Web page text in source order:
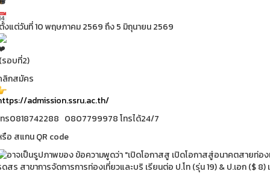
ตั้งแต่วันที่ 10 พฤษภาคม 2569 ถึง 5 มิถุนายน 2569
(รอบที่2)
ลิกสมัคร
admission.ssru.ac.th/
ร0818742288 0807799978 โทรได้24/7
รือ สแกน QR code